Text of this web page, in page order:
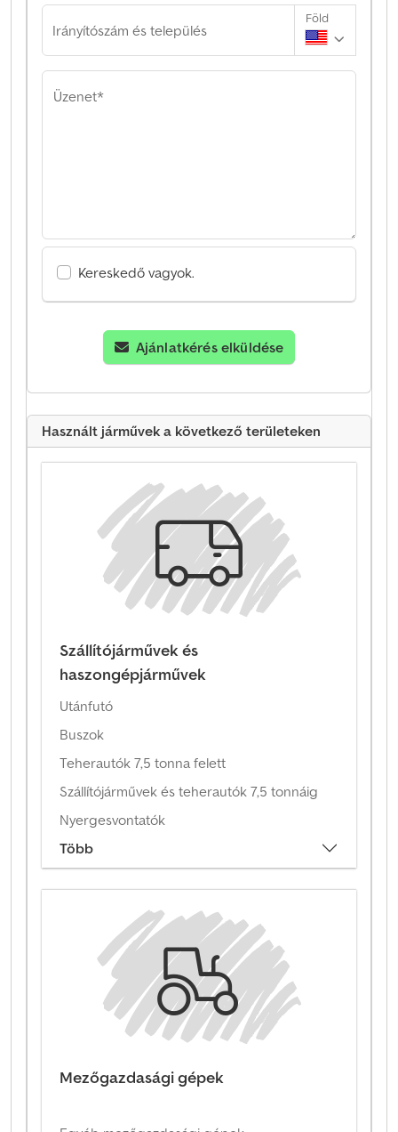
Irányítószám és település
Föld
Üzenet*
Kereskedő vagyok.
Ajánlatkérés elküldése
Használt járművek a következő területeken
Szállítójárművek és
haszongépjárművek
Utánfutó
Buszok
Teherautók 7,5 tonna felett
Szállítójárművek és teherautók 7,5 tonnáig
Nyergesvontatók
Több
Mezőgazdasági gépek